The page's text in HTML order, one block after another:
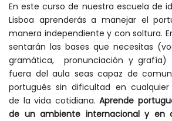
En este curso de nuestra escuela de
Lisboa aprenderás a manejar el
manera independiente y con soltura.
sentarán las bases que necesitas
gramática, pronunciación y grafía)
fuera del aula seas capaz de
portugués sin dificultad en cualquier
de la vida cotidiana. Aprende
de un ambiente internacional y en